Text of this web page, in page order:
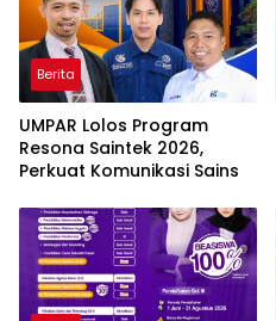
Berita
UMPAR Lolos Program
Resona Saintek 2026,
Perkuat Komunikasi Sains